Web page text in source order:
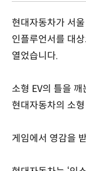
현대자동차가 서
인플루언서를 대
열었습니다.
소형 EV의 틀을 깨
현대자동차의 소
게임에서 영감을